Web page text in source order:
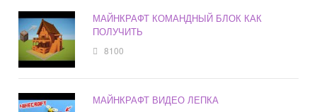
МАЙНКРАФТ КОМАНДНЫЙ БЛОК КАК
ПОЛУЧИТЬ
8100
МАЙНКРАФТ ВИДЕО ЛЕПКА